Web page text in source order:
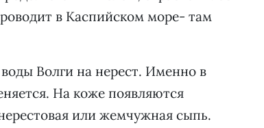
в Каспийском море- там
Волги на нерест. Именно в
На коже появляются
или жемчужная сыпь.